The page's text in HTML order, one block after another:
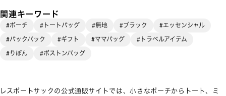
関連キーワード
#ポーチ #トートバッグ #無地 #ブラック
#エッセンシャル
#バックパック
#ギフト #ママバッグ
#トラベルアイテム
#りぼん
#ボストンバッグ
レスポートサックの公式通販サイトでは、小さなポーチからトート、ミ